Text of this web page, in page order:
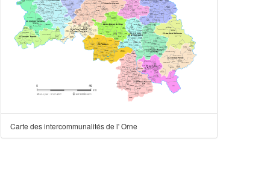
Carte des intercommunalités de l' Orne